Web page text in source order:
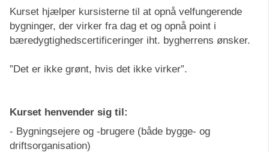
Kurset hjælper kursisterne til at opnå velfungerende
bygninger, der virker fra dag et og opnå point i
bæredygtighedscertificeringer iht. bygherrens ønsker.
”Det er ikke grønt, hvis det ikke virker”.
Kurset henvender sig til:
- Bygningsejere og -brugere (både bygge- og
driftsorganisation)